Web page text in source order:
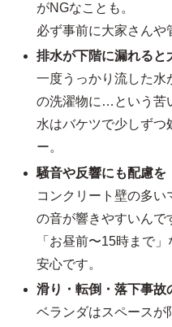
がNGなことも。
必ず事前に大家さんや
排水が下階に漏れると
一度うっかり流した水
の洗濯物に…という苦
水はバケツで少しずつ
ー。
騒音や反響にも配慮を
コンクリート壁の多
の音が響きやすいんで
「お昼前〜15時まで
安心です。
滑り・転倒・落下事故
ベランダはスペースが